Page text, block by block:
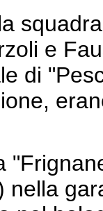
e
di
nella